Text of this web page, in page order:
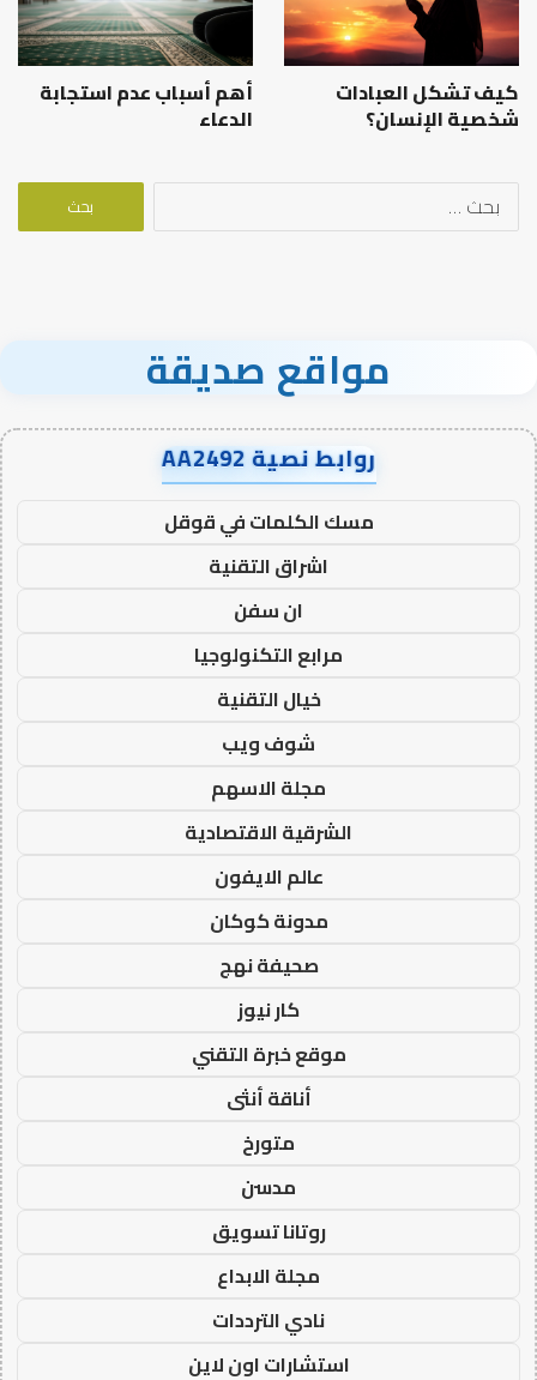
كيف تشكل العبادات
شخصية الإنسان؟
أهم أسباب عدم استجابة
الدعاء
البحث
مواقع صديقة
روابط نصية AA2492
مسك الكلمات في قوقل
اشراق التقنية
ان سفن
مرابع التكنولوجيا
خيال التقنية
شوف ويب
مجلة الاسهم
الشرقية الاقتصادية
عالم الايفون
مدونة كوكان
صحيفة نهج
كار نيوز
موقع خبرة التقني
أناقة أنثى
متورخ
مدسن
روتانا تسويق
مجلة الابداع
نادي الترددات
استشارات اون لاين